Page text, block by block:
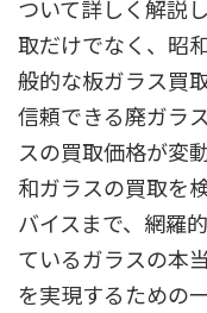
ついて詳しく解説
取だけでなく、昭
般的な板ガラス買
信頼できる廃ガラ
スの買取価格が変
和ガラスの買取を
バイスまで、網羅
ているガラスの本
を実現するための